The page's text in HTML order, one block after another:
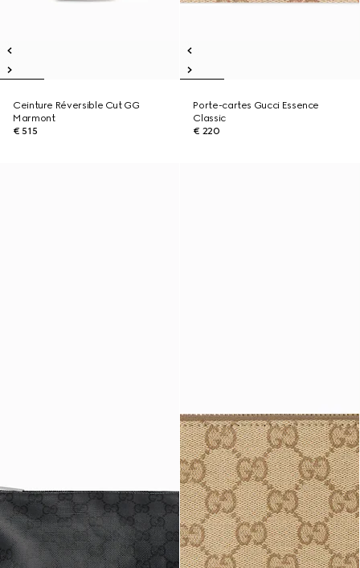
Ceinture Réversible Cut GG
Marmont
€ 515
Porte-cartes Gucci Essence
Classic
€ 220